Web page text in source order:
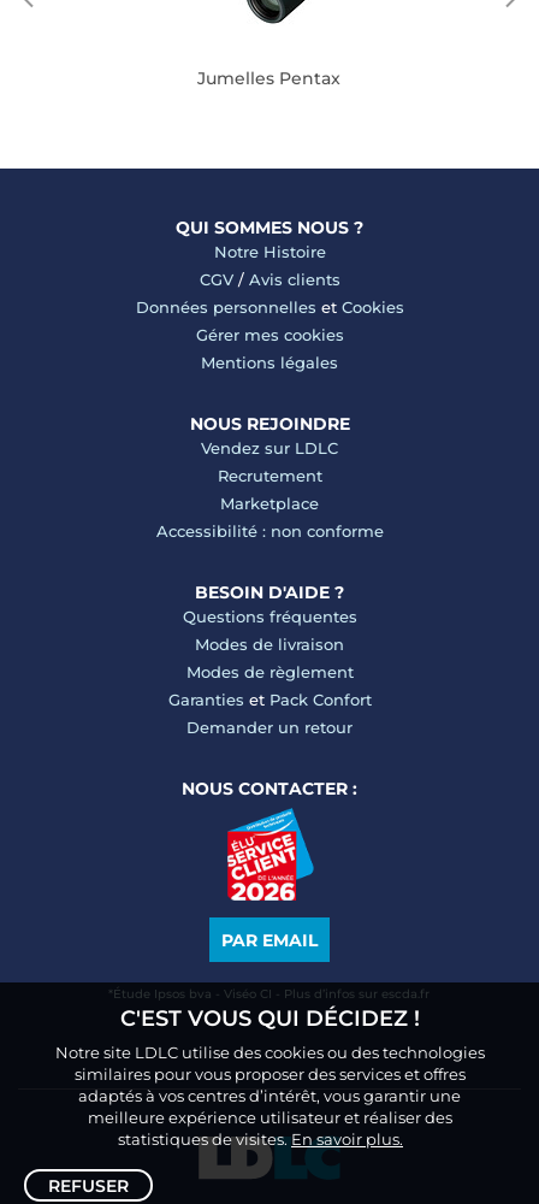
Jumelles Pentax
QUI SOMMES NOUS ?
Notre Histoire
CGV/ Avis clients
Données personnelles et Cookies
Gérer mes cookies
Mentions légales
NOUS REJOINDRE
Vendez sur LDLC
Recrutement
Marketplace
Accessibilité : non conforme
BESOIN D'AIDE ?
Questions fréquentes
Modes de livraison
Modes de règlement
Garanties et Pack Confort
Demander un retour
NOUS CONTACTER :
PAR EMAIL
*Étude Ipsos bva - Viséo CI - Plus d’infos sur escda.fr
C'EST VOUS QUI DÉCIDEZ !
Notre site LDLC utilise des cookies ou des technologies
similaires pour vous proposer des services et offres
adaptés à vos centres d’intérêt, vous garantir une
meilleure expérience utilisateur et réaliser des
statistiques de visites.En savoir plus.
REFUSER